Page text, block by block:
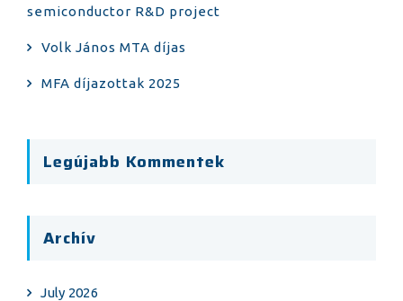
semiconductor R&D project
Volk János MTA díjas
MFA díjazottak 2025
Legújabb Kommentek
Archív
July 2026